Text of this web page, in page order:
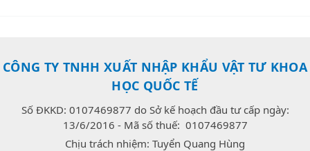
CÔNG TY TNHH XUẤT NHẬP KHẨU VẬT TƯ KHOA
HỌC QUỐC TẾ
Số ĐKKD: 0107469877 do Sở kế hoạch đầu tư cấp ngày:
13/6/2016 - Mã số thuế: 0107469877
Chịu trách nhiệm: Tuyển Quang Hùng